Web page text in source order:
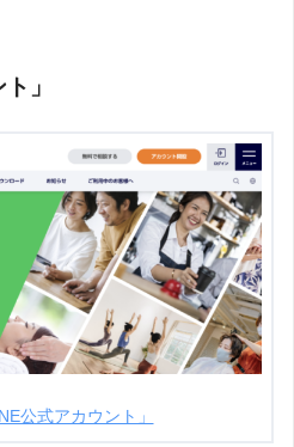
」
公式アカウント」